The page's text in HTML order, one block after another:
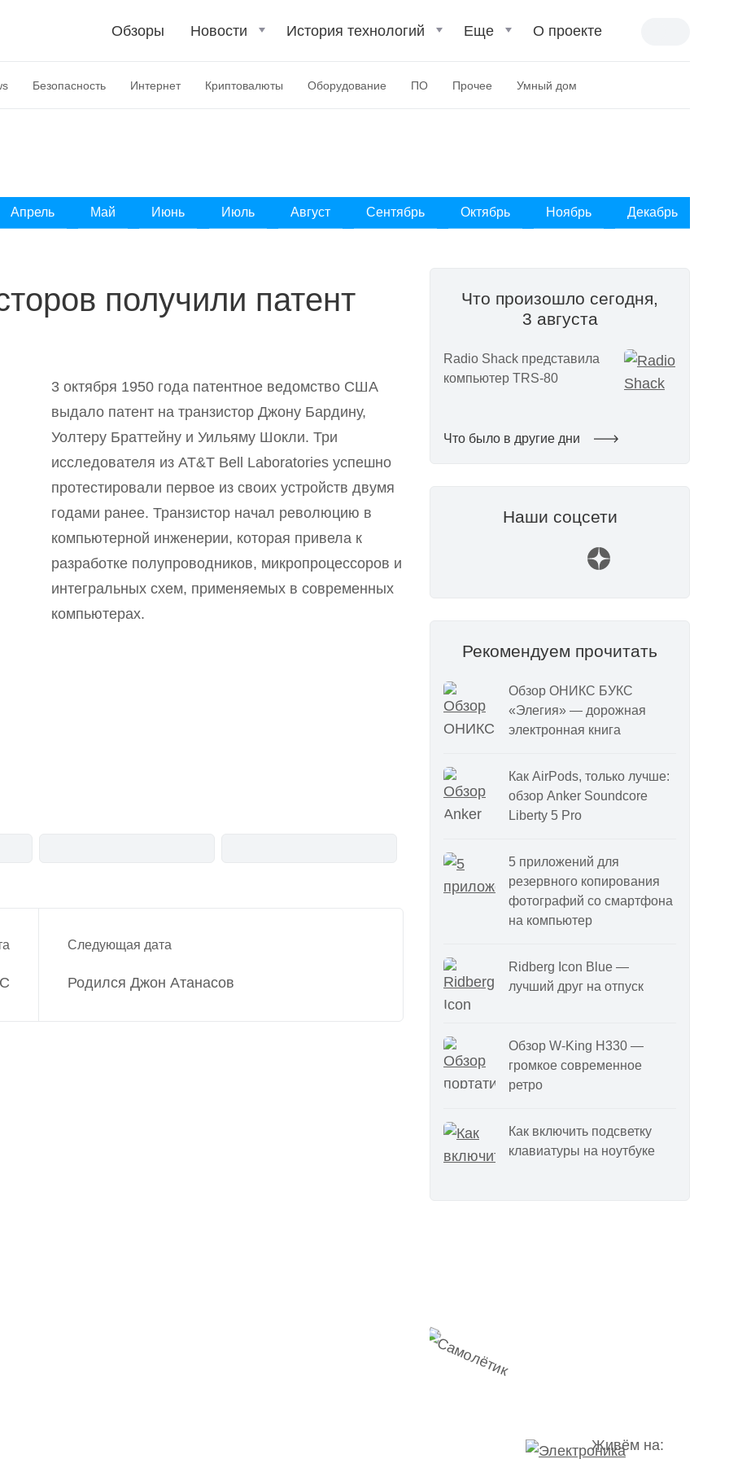
Обзоры Новости История технологий Еще О проекте
Безопасность Интернет Криптовалюты Оборудование ПО Прочее Умный дом
Апрель Май Июнь Июль Август Сентябрь Октябрь Ноябрь Декабрь
получили патент
3 октября 1950 года патентное ведомство США
выдало патент на транзистор Джону Бардину,
Уолтеру Браттейну и Уильяму Шокли. Три
исследователя из AT&T Bell Laboratories успешно
протестировали первое из своих устройств двумя
годами ранее. Транзистор начал революцию в
компьютерной инженерии, которая привела к
разработке полупроводников, микропроцессоров и
интегральных схем, применяемых в современных
компьютерах.
Следующая дата
Родился Джон Атанасов
Что произошло сегодня,
3 августа
Radio Shack представила
компьютер TRS-80
Что было в другие дни
Наши соцсети
Рекомендуем прочитать
Обзор ОНИКС БУКС
«Элегия» — дорожная
электронная книга
Как AirPods, только лучше:
обзор Anker Soundcore
Liberty 5 Pro
5 приложений для
резервного копирования
фотографий со смартфона
на компьютер
Ridberg Icon Blue —
лучший друг на отпуск
Обзор W-King H330 —
громкое современное
ретро
Как включить подсветку
клавиатуры на ноутбуке
Живём на: